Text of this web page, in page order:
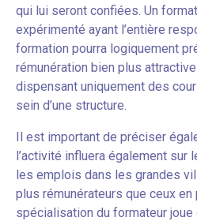
qui lui seront confiées. Un
expérimenté ayant l’entière
formation pourra logiquement
rémunération bien plus
dispensant uniquement des
sein d’une structure.
Il est important de préciser
l’activité influera également sur
les emplois dans les grandes
plus rémunérateurs que ceux en
spécialisation du formateur joue